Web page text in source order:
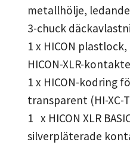
metallhölje,
3-chuck
1 x HICON
HICON-XLR-
1 x HICON-kodring
transparent (HI-XC-
1 x HICON XLR
silverpläterade